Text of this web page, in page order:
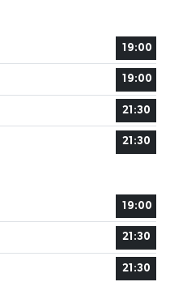
19:00
19:00
21:30
21:30
19:00
21:30
21:30